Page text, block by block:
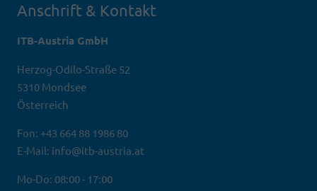
Anschrift & Kontakt
ITB-Austria GmbH
Herzog-Odilo-Straße 52
5310 Mondsee
Österreich
Fon: +43 664 88 1986 80
E-Mail: info@itb-austria.at
Mo-Do: 08:00 - 17:00